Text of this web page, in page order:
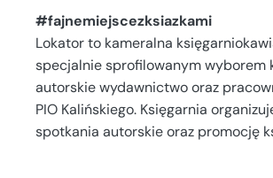
#fajnemiejscezksiazkami
Lokator to kameralna
specjalnie sprofilowanym wyborem
autorskie wydawnictwo oraz
PIO Kalińskiego. Księgarnia
spotkania autorskie oraz promocję